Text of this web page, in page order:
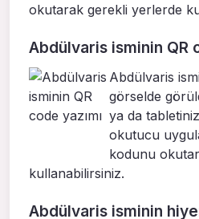
okutarak gerekli yerlerde
Abdülvaris isminin QR
Abdülvaris
görselde
ya da
okutucu
kodunu
kullanabilirsiniz.
Abdülvaris isminin